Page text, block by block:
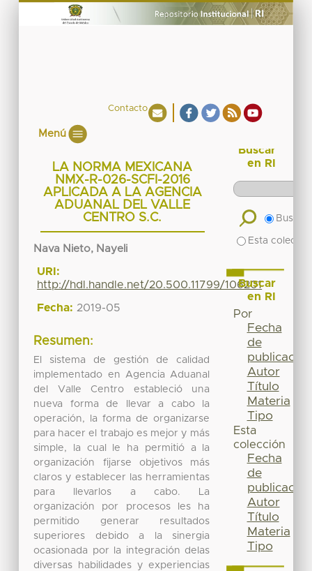
Contacto
Menú
LA NORMA MEXICANA
NMX-R-026-SCFI-2016
APLICADA A LA AGENCIA
ADUANAL DEL VALLE
CENTRO S.C.
Nava Nieto, Nayeli
URI:
http://hdl.handle.net/20.500.11799/106201
Fecha: 2019-05
Resumen:
El sistema de gestión de calidad
implementado en Agencia Aduanal
del Valle Centro estableció una
nueva forma de llevar a cabo la
operación, la forma de organizarse
para hacer el trabajo es mejor y más
simple, la cual le ha permitió a la
organización fijarse objetivos más
claros y establecer las herramientas
para llevarlos a cabo. La
organización por procesos les ha
permitido generar resultados
superiores debido a la sinergia
ocasionada por la integración delas
diversas habilidades y experiencias
Buscar
en RI
Buscar
Esta
Buscar
en RI
Por
Fecha
de
publicación
Autor
Título
Materia
Tipo
Esta
colección
Fecha
de
publicación
Autor
Título
Materia
Tipo